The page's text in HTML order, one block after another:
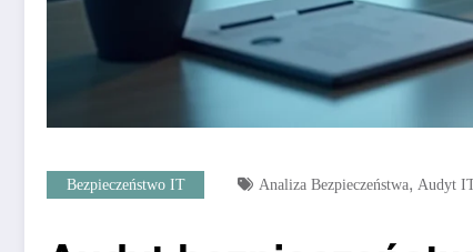
Bezpieczeństwo IT Analiza Bezpieczeństwa, Audyt